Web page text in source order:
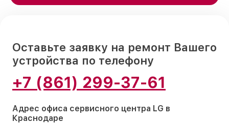
Оставьте заявку на ремонт Вашего
устройства по телефону
+7 (861) 299-37-61
Адрес офиса сервисного центра LG в
Краснодаре